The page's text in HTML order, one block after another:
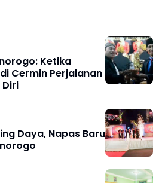
Ketika
Cermin Perjalanan
Daya, Napas Baru